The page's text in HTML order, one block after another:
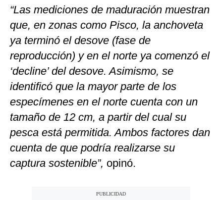
“Las mediciones de maduración muestran
que, en zonas como Pisco, la anchoveta
ya terminó el desove (fase de
reproducción) y en el norte ya comenzó el
‘decline’ del desove. Asimismo, se
identificó que la mayor parte de los
especímenes en el norte cuenta con un
tamaño de 12 cm, a partir del cual su
pesca está permitida. Ambos factores dan
cuenta de que podría realizarse su
captura sostenible”, opinó.